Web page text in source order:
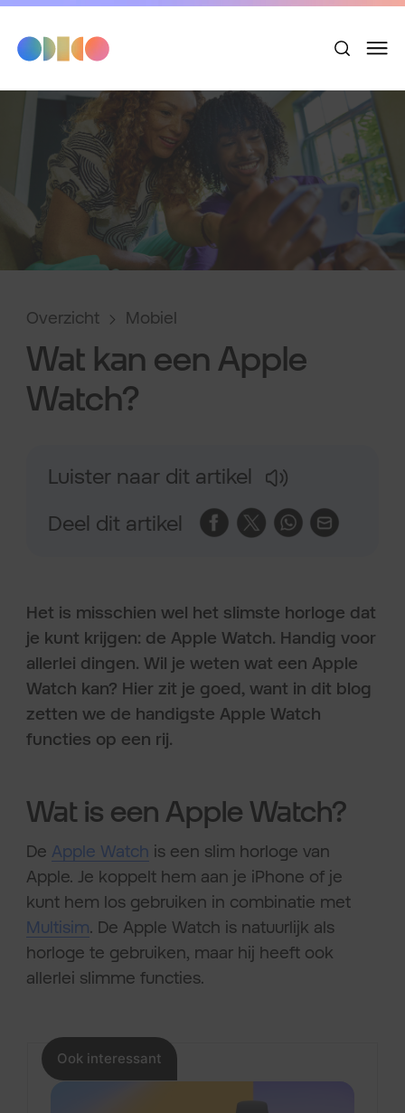
Overzicht Mobiel
Wat kan een Apple
Watch?
Luister naar dit artikel
Deel dit artikel
Het is misschien wel het slimste horloge dat
je kunt krijgen: de Apple Watch. Handig voor
allerlei dingen. Wil je weten wat een Apple
Watch kan? Hier zit je goed, want in dit blog
zetten we de handigste Apple Watch
functies op een rij.
Wat is een Apple Watch?
De Apple Watch is een slim horloge van
Apple. Je koppelt hem aan je iPhone of je
kunt hem los gebruiken in combinatie met
Multisim. De Apple Watch is natuurlijk als
horloge te gebruiken, maar hij heeft ook
allerlei slimme functies.